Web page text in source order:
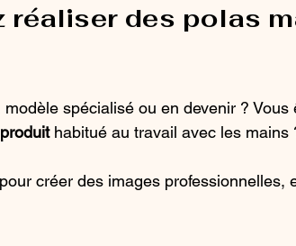
réaliser des polas
modèle spécialisé ou en devenir ?
habitué au travail avec les mains
créer des images professionnelles,